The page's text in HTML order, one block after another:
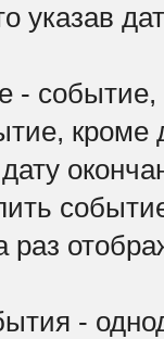
указав
-
раз
-